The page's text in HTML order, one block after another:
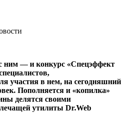
с ним — и конкурс «Спецэффект
участия в нем, на сегодняшний
Пополняется и «копилка»
делятся своими
утилиты Dr.Web